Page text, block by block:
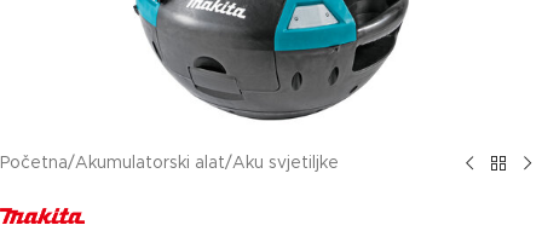
Početna/Akumulatorski alat/Aku svjetiljke